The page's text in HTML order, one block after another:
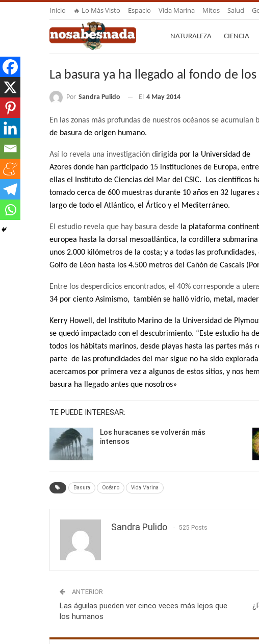
Inicio 🔥 Lo Más Visto Espacio Vida Marina Mitos Salud
NATURALEZA CIENCIA
La basura ya ha llegado al fondo de
Por Sandra Pulido El 4 May 2014
En las zonas más profundas de nuestros océanos se acumulan b
de basura de origen humano.
Así lo revela una investigación dirigida por la Universidad de
Azores donde han participado 15 instituciones de Europa, entre
ellas el Instituto de Ciencias del Mar del CSIC. Los científicos
tomado cerca de 600 muestras durante 10 años en 32 lugares
largo de todo el Atlántico, el Ártico y el Mediterráneo.
El estudio revela que hay basura desde la plataforma
europea hasta la dorsal mesoatlántica, la cordillera
unos 2.000 kilómetros de la costa; y a todas las
Golfo de Léon hasta los 4.500 metros del Cañón de Cascais
Entre los desperdicios encontrados, el 40% corresponde a
34 por ciento Asimismo, también se halló vidrio, metal,
Kerry Howell, del Instituto Marino de la Universidad de
se quedó impactado con el descubrimiento. “Este estudio ha
todos los hábitats marinos, desde playas hasta las partes más
parte de las profundidades del mar sigue no ha sido
acercamos por primera vez a algunos de estos sitios, y nos
basura ha llegado antes que nosotros»
TE PUEDE INTERESAR:
Los huracanes se volverán más
intensos
Basura Océano Vida Marina
Sandra Pulido 525 Posts
ANTERIOR
Las águilas pueden ver cinco veces más lejos que
los humanos